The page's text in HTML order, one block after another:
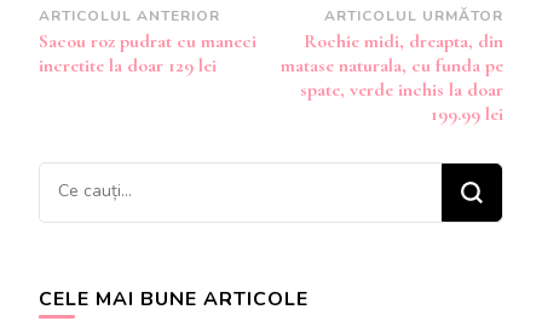
Navigare
în
ARTICOLUL ANTERIOR
Sacou roz pudrat cu maneci
incretite la doar 129 lei
ARTICOLUL URMĂTOR
Rochie midi, dreapta, din
matase naturala, cu funda pe
spate, verde inchis la doar
199.99 lei
Cauți
ceva?
CELE MAI BUNE ARTICOLE